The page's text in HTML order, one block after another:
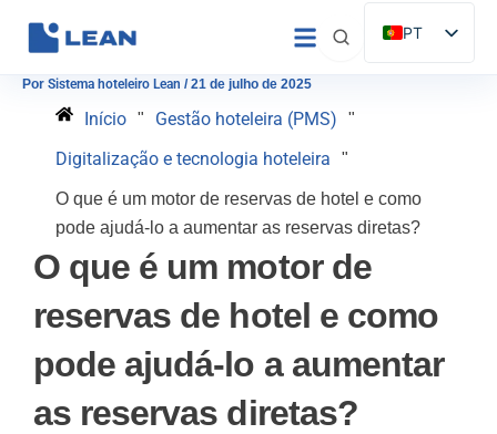
PT
ES
Por Sistema hoteleiro Lean /21 de julho de 2025
Início " Gestão hoteleira (PMS) "
Digitalização e tecnologia hoteleira "
O que é um motor de reservas de hotel e como
pode ajudá-lo a aumentar as reservas diretas?
O que é um motor de
reservas de hotel e como
pode ajudá-lo a aumentar
as reservas diretas?